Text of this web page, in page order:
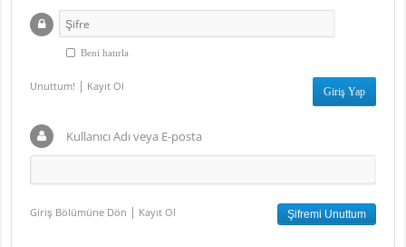
Beni hatırla
Unuttum! | Kayıt Ol
Kullanıcı Adı veya E-posta
Giriş Bölümüne Dön | Kayıt Ol